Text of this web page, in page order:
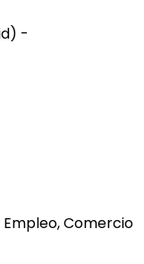
-
Comercio